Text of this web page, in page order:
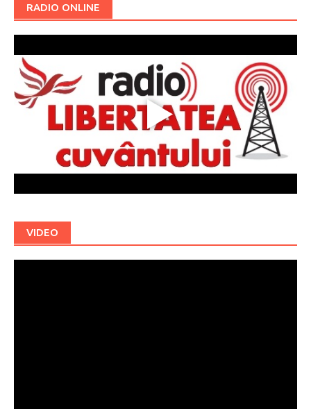
RADIO ONLINE
VIDEO